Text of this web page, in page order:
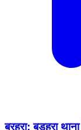
बरहरा: बड़हरा